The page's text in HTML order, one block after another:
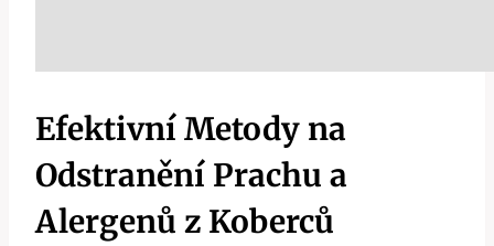
Efektivní Metody na
Odstranění Prachu a
Alergenů z Koberců